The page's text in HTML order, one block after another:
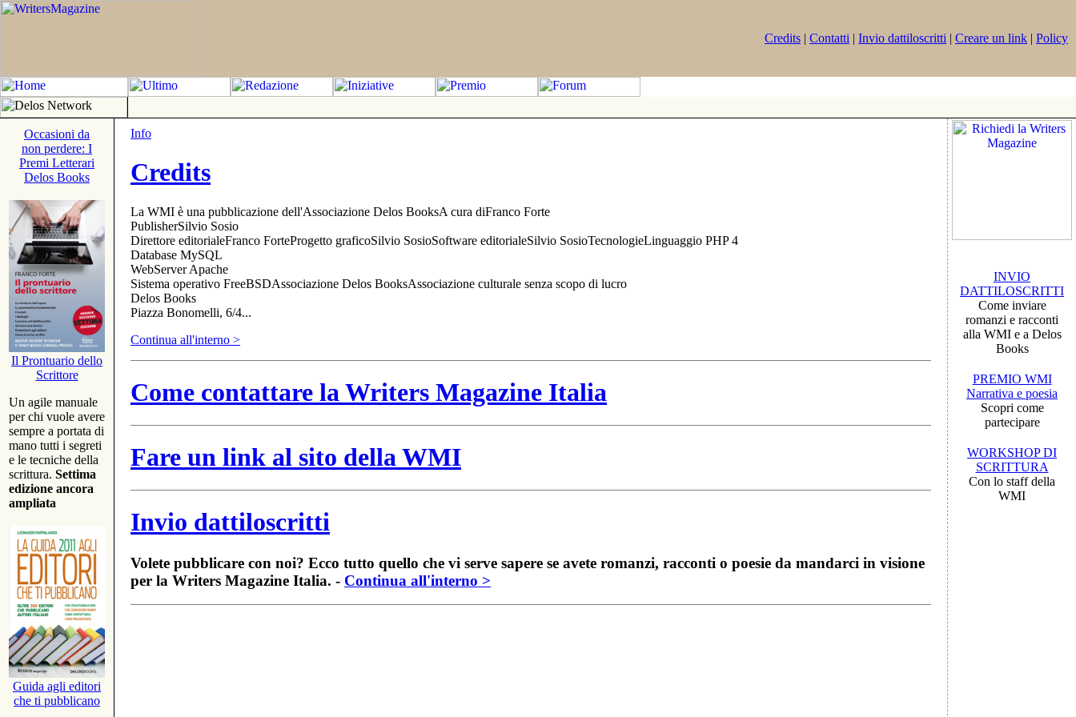
Credits | Contatti | Invio dattiloscritti | Creare un link | Policy
Occasioni da
non perdere: I
Premi Letterari
Delos Books
Il Prontuario dello
Scrittore
Un agile manuale
per chi vuole avere
sempre a portata di
mano tutti i segreti
e le tecniche della
scrittura. Settima
edizione ancora
ampliata
Guida agli editori
che ti pubblicano
Info
Credits
La WMI è una pubblicazione dell'Associazione Delos BooksA cura diFranco Forte
PublisherSilvio Sosio
Direttore editorialeFranco ForteProgetto graficoSilvio SosioSoftware editorialeSilvio SosioTecnologieLinguaggio PHP 4
Database MySQL
WebServer Apache
Sistema operativo FreeBSDAssociazione Delos BooksAssociazione culturale senza scopo di lucro
Delos Books
Piazza Bonomelli, 6/4...
Continua all'interno >
Come contattare la Writers Magazine Italia
Fare un link al sito della WMI
Invio dattiloscritti
Volete pubblicare con noi? Ecco tutto quello che vi serve sapere se avete romanzi, racconti o poesie da mandarci in visione
per la Writers Magazine Italia. - Continua all'interno >
INVIO
DATTILOSCRITTI
Come inviare
romanzi e racconti
alla WMI e a Delos
Books
PREMIO WMI
Narrativa e poesia
Scopri come
partecipare
WORKSHOP DI
SCRITTURA
Con lo staff della
WMI